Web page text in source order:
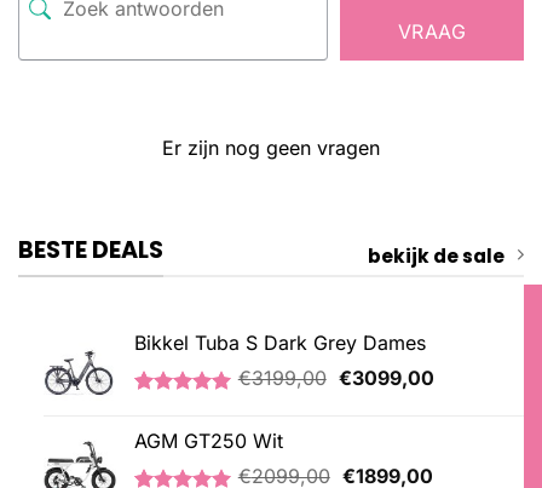
VRAAG
Er zijn nog geen vragen
BESTE DEALS bekijk de sale
Bikkel Tuba S Dark Grey Dames
gebaseerd
op
€3199,00 Oorspronkelijke
€3099,00Huidige
AGM GT250 Wit
€2099,00 Oorspronkelijke
€1899,00Huidige